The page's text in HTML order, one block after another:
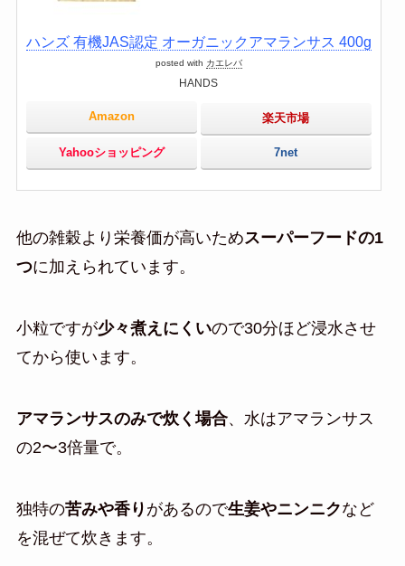
ハンズ 有機JAS認定 オーガニックアマランサス 400g
posted with カエレバ
HANDS
Amazon 楽天市場
Yahooショッピング 7net
他の雑穀より栄養価が高いためスーパーフードの1
つに加えられています。
小粒ですが少々煮えにくいので30分ほど浸水させ
てから使います。
アマランサスのみで炊く場合、水はアマランサス
の2〜3倍量で。
独特の苦みや香り があるので生姜やニンニクなど
を混ぜて炊きます。